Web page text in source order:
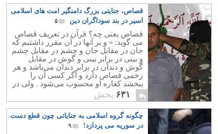
قصاص، جنایتی بزرگ دامنگیر امت های اسلامی
اسیر در بند سوداگران دین
۵
قصاص یعنی چه؟ قرآن در تعریف قصاص
می گوید: « و بر آنها در آن مقرر داشتیم که
جان در مقابل جان و چشم در مقابل چشم
و بینی در برابر بینی و گوش در مقابل
گوش و دندان در برابر دندان می‌باشد و هر
زخمی قصاص دارد و اگر کسی آن را
ببخشد کفاره او محسوب می‌شود . ولی در
برابر پرداخت دیه می توان از قصاص
صرفنظر کرد.
۶۳۱ پخش
چگونه گروه اسلامی به جنایاتی چون قطع دست
در سوریه می پردازد!
۹